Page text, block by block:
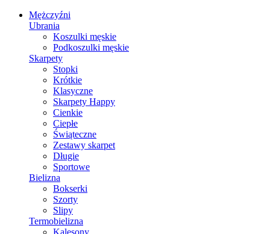
Mężczyźni
Ubrania
Koszulki męskie
Podkoszulki męskie
Skarpety
Stopki
Krótkie
Klasyczne
Skarpety Happy
Cienkie
Ciepłe
Świąteczne
Zestawy skarpet
Długie
Sportowe
Bielizna
Bokserki
Szorty
Slipy
Termobielizna
Kalesony